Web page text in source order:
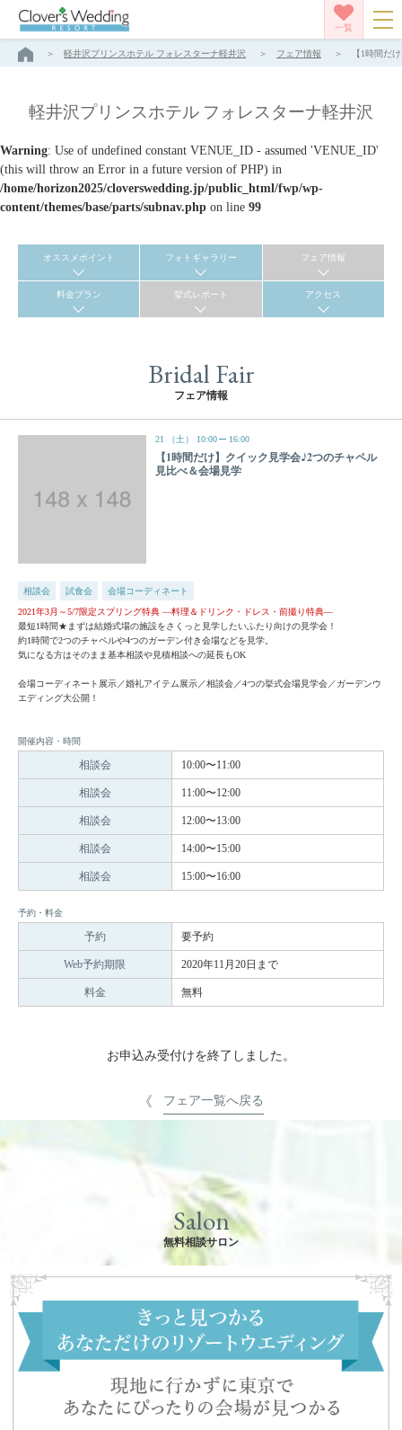
一覧
軽井沢プリンスホテル フォレスターナ軽井沢 フェア情報 【1時間だ
軽井沢プリンスホテル フォレスターナ軽井沢
Warning: Use of undefined constant VENUE_ID - assumed 'VENUE_ID'
(this will throw an Error in a future version of PHP) in
/home/horizon2025/cloverswedding.jp/public_html/fwp/wp-
content/themes/base/parts/subnav.php on line 99
オススメポイント フォトギャラリー フェア情報
料金プラン 挙式レポート アクセス
Bridal Fair
フェア情報
21 （土） 10:00 16:00
【1時間だけ】クイック見学会♪2つのチャペル
見比べ＆会場見学
相談会 試食会 会場コーディネート
2021年3月～5/7限定スプリング特典 —料理＆ドリンク・ドレス・前撮り特典—
最短1時間★まずは結婚式場の施設をさくっと見学したいふたり向けの見学会！
約1時間で2つのチャペルや4つのガーデン付き会場などを見学。
気になる方はそのまま基本相談や見積相談への延長もOK
会場コーディネート展示／婚礼アイテム展示／相談会／4つの挙式会場見学会／ガーデンウ
エディング大公開！
開催内容・時間
相談会 10:00〜11:00
相談会 11:00〜12:00
相談会 12:00〜13:00
相談会 14:00〜15:00
相談会 15:00〜16:00
予約・料金
予約 要予約
Web予約期限 2020年11月20日まで
料金 無料
お申込み受付けを終了しました。
フェア一覧へ戻る
Salon
無料相談サロン